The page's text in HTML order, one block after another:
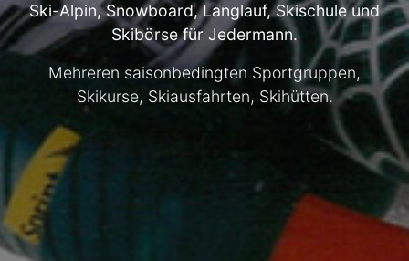
Ski-Alpin, Snowboard, Langlauf, Skischule und
Skibörse für Jedermann.
Mehreren saisonbedingten Sportgruppen,
Skikurse, Skiausfahrten, Skihütten.